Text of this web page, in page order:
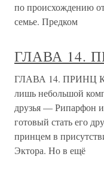
по происхождению
семье. Предком
ГЛАВА 14.
ГЛАВА 14. ПРИНЦ
лишь небольшой
друзья — Рипарфон
готовый стать его
принцем в
Эктора. Но в ещё